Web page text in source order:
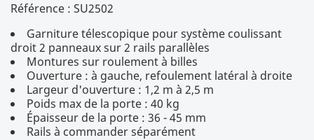
Référence : SU2502
Garniture télescopique pour système coulissant
droit 2 panneaux sur 2 rails parallèles
Montures sur roulement à billes
Ouverture : à gauche, refoulement latéral à droite
Largeur d'ouverture : 1,2 m à 2,5 m
Poids max de la porte : 40 kg
Épaisseur de la porte : 36 - 45 mm
Rails à commander séparément